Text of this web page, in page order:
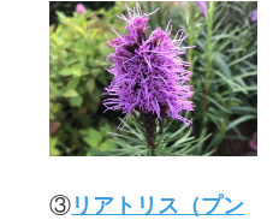
③ リアトリス（プン